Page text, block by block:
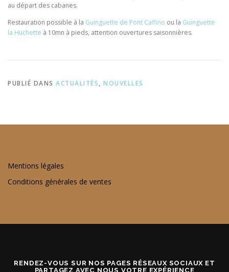
au départ des cabanes.
Restauration possible à la Guinguette de Pont Caffino ou la Guinguette
la Huchette à 10mn à pieds, attention ouvertures saisonnières.
PUBLIÉ DANS ACTUALITÉS, NOUVELLES
Mentions légales
Conditions générales de ventes
RENDEZ-VOUS SUR NOS PAGES RÉSEAUX SOCIAUX ET
PARTAGEZ AVEC NOUS VOTRE EXPÉRIENCE